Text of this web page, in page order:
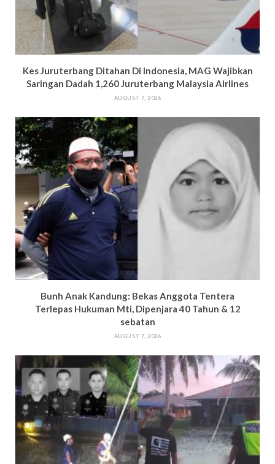
Kes Juruterbang Ditahan Di Indonesia, MAG Wajibkan
Saringan Dadah 1,260 Juruterbang Malaysia Airlines
AUGUST 7, 2026
Bunh Anak Kandung: Bekas Anggota Tentera
Terlepas Hukuman Mti, Dipenjara 40 Tahun & 12
sebatan
AUGUST 7, 2026